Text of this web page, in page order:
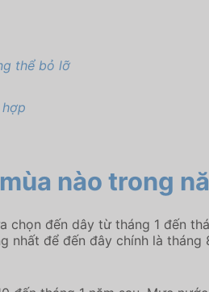
thể bỏ lỡ
nào trong
đến dây từ tháng 1 đến
nhất để đến đây chính là